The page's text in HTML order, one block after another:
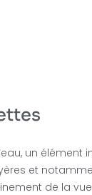
un élément
et
de la